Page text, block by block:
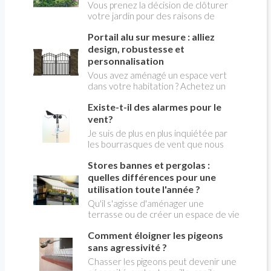
en progression de +12,7 % sur 12
mois (à juillet 2024) dans les magasins
de bricolage2, témoignant de l’intérêt
des consommateurs pour se protéger.
Pour répondre à leurs attentes, la
marque française KPRO - experte de
la lutte contre les insectes nuisibles -
lance un piège anti-moustiques
insecticide.
Vous prenez la décision de clôturer
votre jardin pour des raisons de
évidemment, vous avez le désir de
respecter la réglementation locale.
De ce fait, prenez les informations
préalables auprès de votre mairie afin
de connaître les obligations légales.
Après quoi, l’orientation vers un type
de clôture sera bien évidemment plus
simple.
Portail alu sur mesure : alliez
design, robustesse et
personnalisation
Vous avez aménagé un espace vert
dans votre habitation ? Achetez un
délimiter. Concernant le matériau,
l’aluminium se distingue pour sa
robustesse, sa facilité d’entretien et
ses options de personnalisation.
Existe-t-il des alarmes pour le
vent?
Je suis de plus en plus inquiétée par
les bourrasques de vent que nous
Existe-t-il des alarmes connectées
pour indiquer la vitesse du vent?
Jeanne
Stores bannes et pergolas :
quelles différences pour une
utilisation toute l'année ?
Qu'il s'agisse d'aménager une
terrasse ou de créer un espace de vie
d'ombrage modernes s'imposent
comme de véritables alliées. Stores
bannes et pergolas offrent des
alternatives élégantes et pratiques
Comment éloigner les pigeons
sans agressivité ?
Chasser les pigeons peut devenir une